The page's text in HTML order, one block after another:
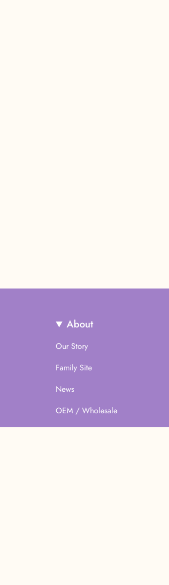
About
Our Story
Family Site
News
OEM / Wholesale